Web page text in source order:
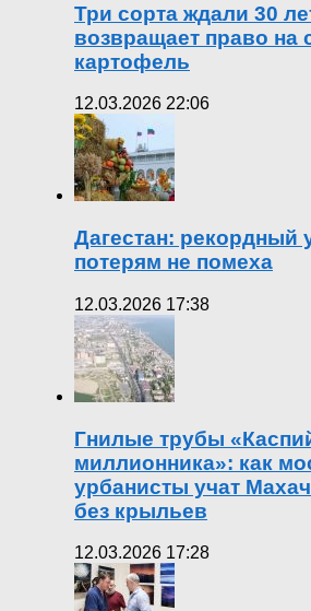
Три сорта ждали 30
возвращает право на
картофель
12.03.2026 22:06
Дагестан: рекордный
потерям не помеха
12.03.2026 17:38
Гнилые трубы
миллионника»: как
урбанисты учат
без крыльев
12.03.2026 17:28